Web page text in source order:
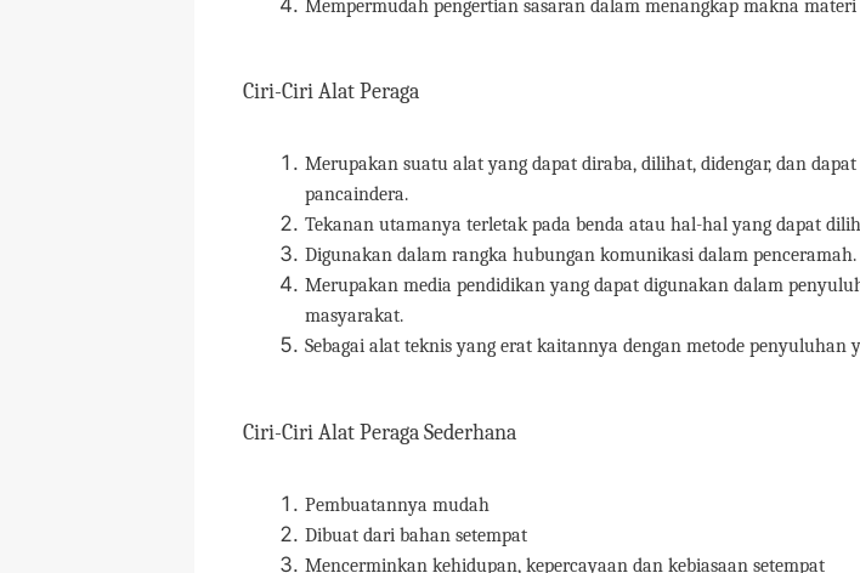
Mempermudah pengertian sasaran dalam menangkap makna
Ciri-Ciri Alat Peraga
Merupakan suatu alat yang dapat diraba, dilihat, didengar, dan
pancaindera.
Tekanan utamanya terletak pada benda atau hal-hal yang dapat
Digunakan dalam rangka hubungan komunikasi dalam penceramah.
Merupakan media pendidikan yang dapat digunakan dalam
masyarakat.
Sebagai alat teknis yang erat kaitannya dengan metode penyuluhan
Ciri-Ciri Alat Peraga Sederhana
Pembuatannya mudah
Dibuat dari bahan setempat
Mencerminkan kehidupan, kepercayaan dan kebiasaan setempat